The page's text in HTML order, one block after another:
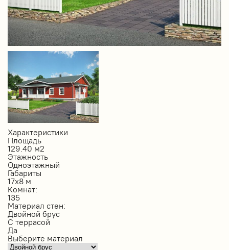
Характеристики
Площадь
129.40 м2
Этажность
Одноэтажный
Габариты
17х8 м
Комнат:
135
Материал стен:
Двойной брус
С террасой
Да
Выберите материал